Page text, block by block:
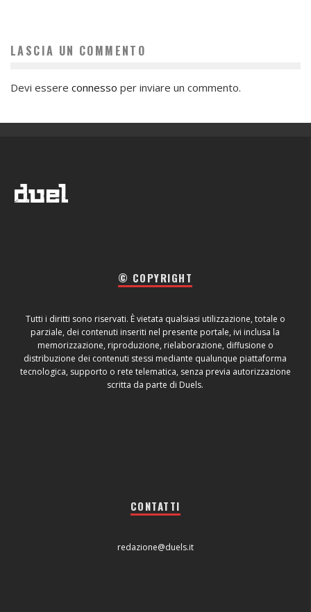
LASCIA UN COMMENTO
Devi essere connesso per inviare un commento.
© COPYRIGHT
Tutti i diritti sono riservati. È vietata qualsiasi utilizzazione, totale o
parziale, dei contenuti inseriti nel presente portale, ivi inclusa la
memorizzazione, riproduzione, rielaborazione, diffusione o
distribuzione dei contenuti stessi mediante qualunque piattaforma
tecnologica, supporto o rete telematica, senza previa autorizzazione
scritta da parte di Duels.
CONTATTI
redazione@duels.it